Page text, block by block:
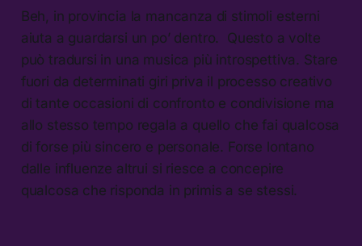
Beh, in provincia la mancanza di stimoli esterni
aiuta a guardarsi un po’ dentro. Questo a volte
può tradursi in una musica più introspettiva. Stare
fuori da determinati giri priva il processo creativo
di tante occasioni di confronto e condivisione ma
allo stesso tempo regala a quello che fai qualcosa
di forse più sincero e personale. Forse lontano
dalle influenze altrui si riesce a concepire
qualcosa che risponda in primis a se stessi.